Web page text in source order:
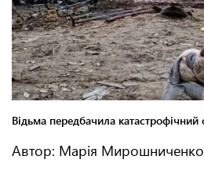
Автор: Марія Мирошниченко